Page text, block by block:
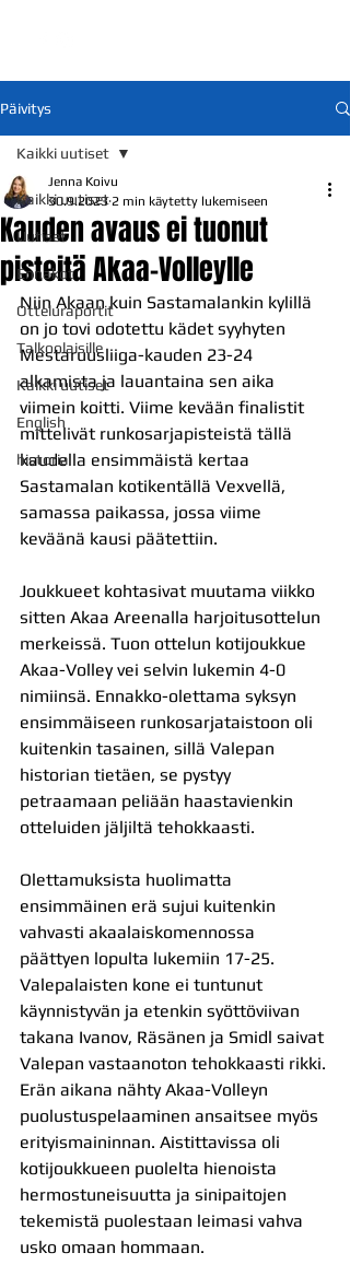
Päivitys
Kaikki uutiset
Uutiset
Ennakot
Otteluraportit
Talkoolaisille
Kaikki uutiset
English
historia
Kaikki uutiset
Kauden avaus ei tuonut
pisteitä Akaa-Volleylle
Jenna Koivu
30.9.2023 2 min käytetty lukemiseen
Niin Akaan kuin Sastamalankin kylillä
on jo tovi odotettu kädet syyhyten
Mestaruusliiga-kauden 23-24
alkamista ja lauantaina sen aika
viimein koitti. Viime kevään finalistit
mittelivät runkosarjapisteistä tällä
kaudella ensimmäistä kertaa
Sastamalan kotikentällä Vexvellä,
samassa paikassa, jossa viime
keväänä kausi päätettiin.
Joukkueet kohtasivat muutama viikko
sitten Akaa Areenalla harjoitusottelun
merkeissä. Tuon ottelun kotijoukkue
Akaa-Volley vei selvin lukemin 4-0
nimiinsä. Ennakko-olettama syksyn
ensimmäiseen runkosarjataistoon oli
kuitenkin tasainen, sillä Valepan
historian tietäen, se pystyy
petraamaan peliään haastavienkin
otteluiden jäljiltä tehokkaasti.
Olettamuksista huolimatta
ensimmäinen erä sujui kuitenkin
vahvasti akaalaiskomennossa
päättyen lopulta lukemiin 17-25.
Valepalaisten kone ei tuntunut
käynnistyvän ja etenkin syöttöviivan
takana Ivanov, Räsänen ja Smidl saivat
Valepan vastaanoton tehokkaasti rikki.
Erän aikana nähty Akaa-Volleyn
puolustuspelaaminen ansaitsee myös
erityismaininnan. Aistittavissa oli
kotijoukkueen puolelta hienoista
hermostuneisuutta ja sinipaitojen
tekemistä puolestaan leimasi vahva
usko omaan hommaan.